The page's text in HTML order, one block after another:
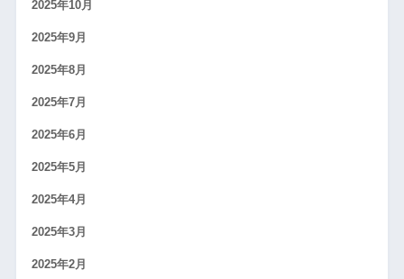
2025年10月
2025年9月
2025年8月
2025年7月
2025年6月
2025年5月
2025年4月
2025年3月
2025年2月